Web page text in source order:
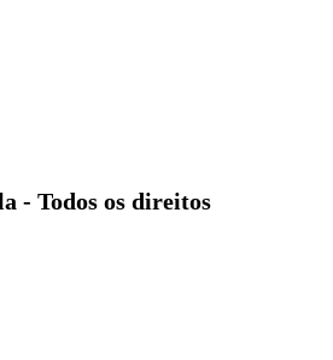
- Todos os direitos